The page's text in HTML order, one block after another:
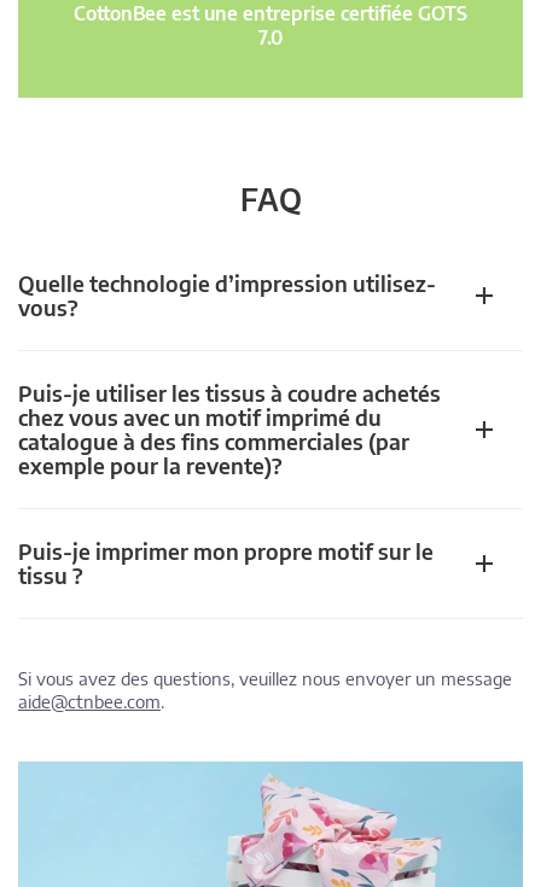
CottonBee est une entreprise certifiée GOTS
7.0
FAQ
Quelle technologie d’impression utilisez-
vous?
Puis-je utiliser les tissus à coudre achetés
chez vous avec un motif imprimé du
catalogue à des fins commerciales (par
exemple pour la revente)?
Puis-je imprimer mon propre motif sur le
tissu ?
Si vous avez des questions, veuillez nous envoyer un message
aide@ctnbee.com.